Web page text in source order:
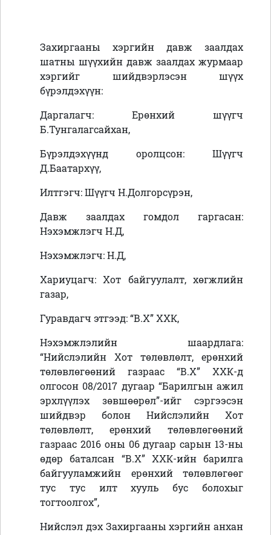
Захиргааны хэргийн давж заалдах
шатны шүүхийн давж заалдах журмаар
хэргийг шийдвэрлэсэн шүүх
бүрэлдэхүүн:
Даргалагч: Ерөнхий шүүгч
Б.Тунгалагсайхан,
Бүрэлдэхүүнд оролцсон: Шүүгч
Д.Баатархүү,
Илтгэгч: Шүүгч Н.Долгорсүрэн,
Давж заалдах гомдол гаргасан:
Нэхэмжлэгч Н.Д,
Нэхэмжлэгч: Н.Д,
Хариуцагч: Хот байгуулалт, хөгжлийн
газар,
Гуравдагч этгээд: “В.Х” ХХК,
Нэхэмжлэлийн шаардлага:
“Нийслэлийн Хот төлөвлөлт, ерөнхий
төлөвлөгөөний газраас “В.Х” ХХК-д
олгосон 08/2017 дугаар “Барилгын ажил
эрхлүүлэх зөвшөөрөл”-ийг сэргээсэн
шийдвэр болон Нийслэлийн Хот
төлөвлөлт, ерөнхий төлөвлөгөөний
газраас 2016 оны 06 дугаар сарын 13-ны
өдөр баталсан “В.Х” ХХК-ийн барилга
байгууламжийн ерөнхий төлөвлөгөөг
тус тус илт хууль бус болохыг
тогтоолгох”,
Нийслэл дэх Захиргааны хэргийн анхан